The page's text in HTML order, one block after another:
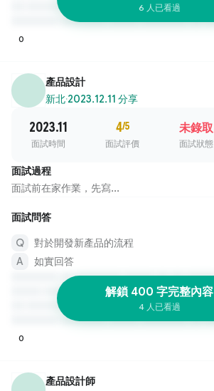
6 人已看過
0
產品設計
新北·2023.12.11 分享
2023.11
面試時間
4/5
面試評價
未錄取
面試狀態
面試過程
面試前在家作業，先寫...
面試問答
對於開發新產品的流程
如實回答
解鎖 400 字完整內容
4 人已看過
0
產品設計師